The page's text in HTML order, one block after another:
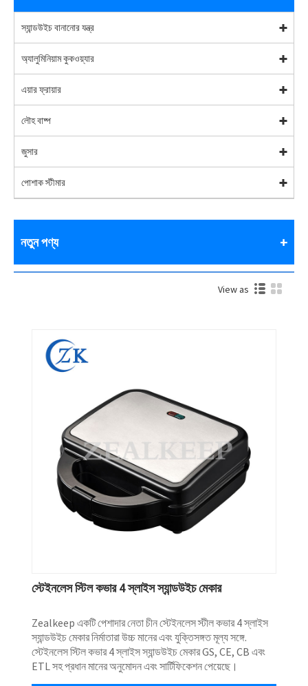
স্যান্ডউইচ বানানোর যন্ত্র
অ্যালুমিনিয়াম কুকওয়্যার
এয়ার ফ্রায়ার
লৌহ বাষ্প
জুসার
পোশাক স্টীমার
নতুন পণ্য
View as
স্টেইনলেস স্টিল কভার 4 স্লাইস স্যান্ডউইচ মেকার
Zealkeep একটি পেশাদার নেতা চীন স্টেইনলেস স্টীল কভার 4 স্লাইস
স্যান্ডউইচ মেকার নির্মাতারা উচ্চ মানের এবং যুক্তিসঙ্গত মূল্য সঙ্গে.
স্টেইনলেস স্টিল কভার 4 স্লাইস স্যান্ডউইচ মেকার GS, CE, CB এবং
ETL সহ প্রধান মানের অনুমোদন এবং সার্টিফিকেশন পেয়েছে।